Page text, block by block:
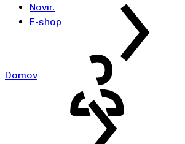
Novinky
E-shop
Domov